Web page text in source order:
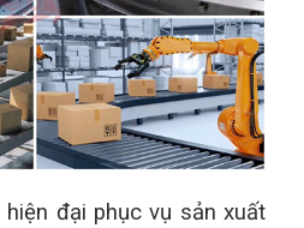
hiện đại phục vụ sản xuất